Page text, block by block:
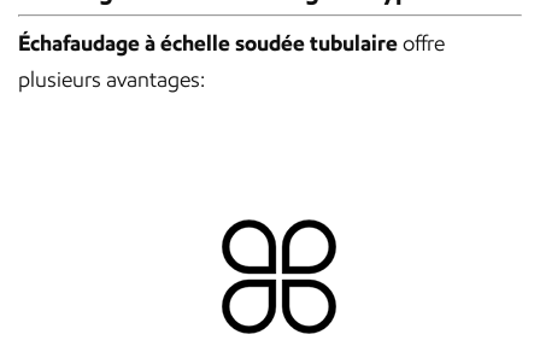
Échafaudage à échelle soudée tubulaireoffre
plusieurs avantages: